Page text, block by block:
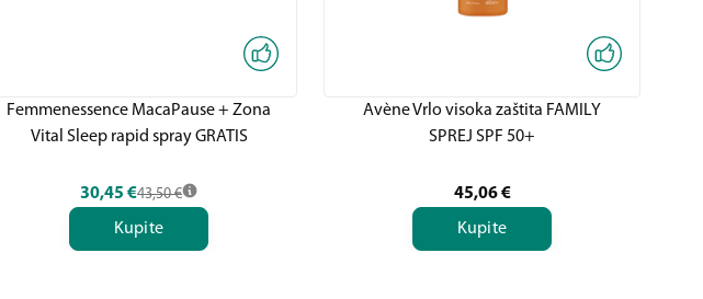
Femmenessence MacaPause + Zona
Vital Sleep rapid spray GRATIS
30,45 €43,50 €
Kupite
Avène Vrlo visoka zaštita FAMILY
SPREJ SPF 50+
45,06 €
Kupite